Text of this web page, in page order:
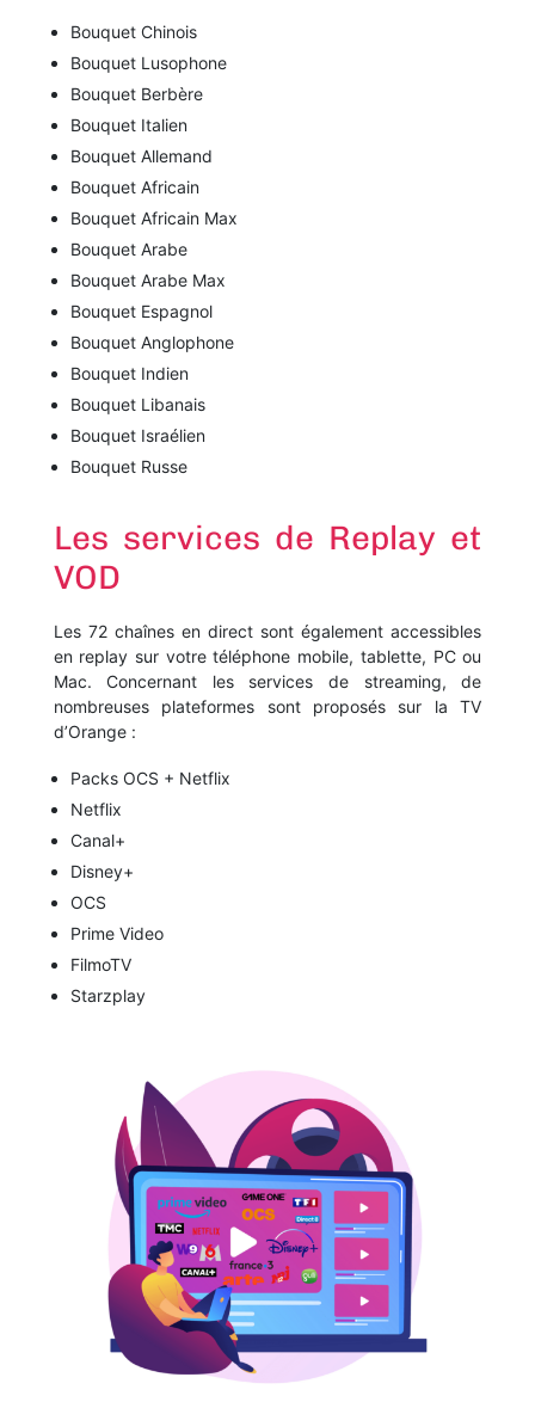
Bouquet Chinois
Bouquet Lusophone
Bouquet Berbère
Bouquet Italien
Bouquet Allemand
Bouquet Africain
Bouquet Africain Max
Bouquet Arabe
Bouquet Arabe Max
Bouquet Espagnol
Bouquet Anglophone
Bouquet Indien
Bouquet Libanais
Bouquet Israélien
Bouquet Russe
Les services de Replay et
VOD
Les 72 chaînes en direct sont également accessibles
en replay sur votre téléphone mobile, tablette, PC ou
Mac. Concernant les services de streaming, de
nombreuses plateformes sont proposés sur la TV
d’Orange :
Packs OCS + Netflix
Netflix
Canal+
Disney+
OCS
Prime Video
FilmoTV
Starzplay